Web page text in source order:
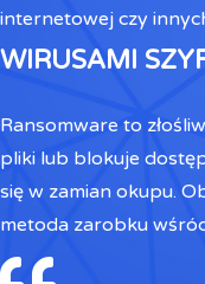
internetowej czy
WIRUSAMI
Ransomware to
pliki lub blokuje
się w zamian okupu.
metoda zarobku